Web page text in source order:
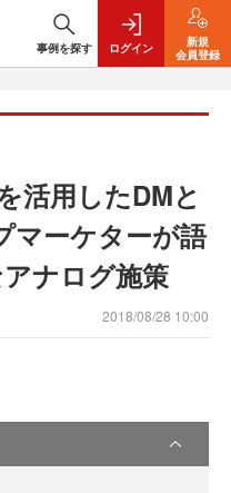
事例を探す ログイン
新規
会員登録
活用したDMと
マーケターが語
ナログ施策
2018/08/28 10:00